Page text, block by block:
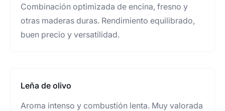
Combinación optimizada de encina, fresno y
otras maderas duras. Rendimiento equilibrado,
buen precio y versatilidad.
Leña de olivo
Aroma intenso y combustión lenta. Muy valorada